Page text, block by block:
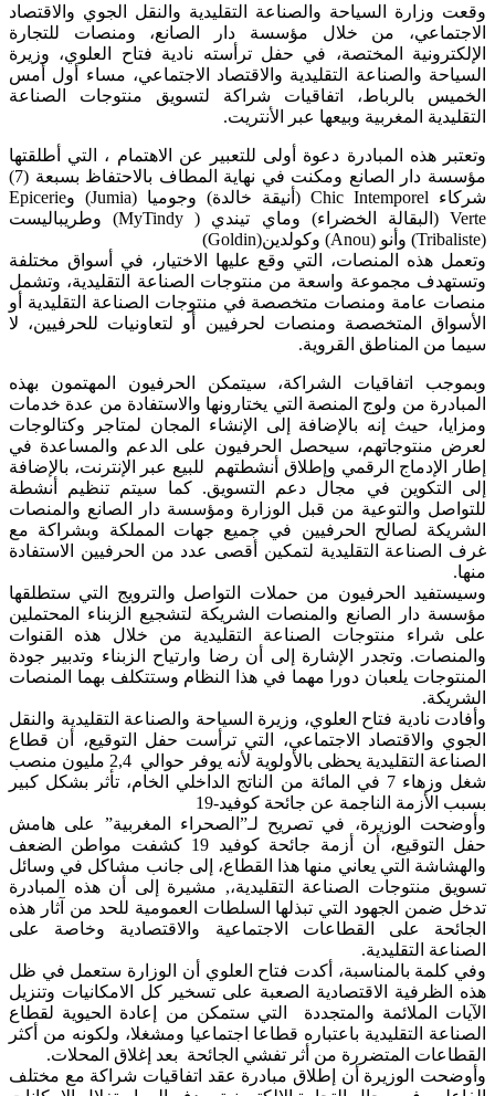
وقعت وزارة السياحة والصناعة التقليدية والنقل الجوي والاقتصاد
الاجتماعي، من خلال مؤسسة دار الصانع، ومنصات للتجارة
الإلكترونية المختصة، في حفل ترأسته نادية فتاح العلوي، وزيرة
السياحة والصناعة التقليدية والاقتصاد الاجتماعي، مساء أول أمس
الخميس بالرباط، اتفاقيات شراكة لتسويق منتوجات الصناعة
التقليدية المغربية وبيعها عبر الأنتريت.
وتعتبر هذه المبادرة دعوة أولى للتعبير عن الاهتمام ، التي أطلقتها
مؤسسة دار الصانع ومكنت في نهاية المطاف بالاحتفاظ بسبعة (7)
شركاء Chic Intemporel (أنيقة خالدة) وجوميا (Jumia) وEpicerie
Verte (البقالة الخضراء) وماي تيندي ( MyTindy) وطريباليست
(Tribaliste) وأنو (Anou) وكولدين(Goldin)
وتعمل هذه المنصات، التي وقع عليها الاختيار، في أسواق مختلفة
وتستهدف مجموعة واسعة من منتوجات الصناعة التقليدية، وتشمل
منصات عامة ومنصات متخصصة في منتوجات الصناعة التقليدية أو
الأسواق المتخصصة ومنصات لحرفيين أو لتعاونيات للحرفيين، لا
سيما من المناطق القروية.
وبموجب اتفاقيات الشراكة، سيتمكن الحرفيون المهتمون بهذه
المبادرة من ولوج المنصة التي يختارونها والاستفادة من عدة خدمات
ومزايا، حيث إنه بالإضافة إلى الإنشاء المجان لمتاجر وكتالوجات
لعرض منتوجاتهم، سيحصل الحرفيون على الدعم والمساعدة في
إطار الإدماج الرقمي وإطلاق أنشطتهم للبيع عبر الإنترنت، بالإضافة
إلى التكوين في مجال دعم التسويق. كما سيتم تنظيم أنشطة
للتواصل والتوعية من قبل الوزارة ومؤسسة دار الصانع والمنصات
الشريكة لصالح الحرفيين في جميع جهات المملكة وبشراكة مع
غرف الصناعة التقليدية لتمكين أقصى عدد من الحرفيين الاستفادة
منها.
وسيستفيد الحرفيون من حملات التواصل والترويج التي ستطلقها
مؤسسة دار الصانع والمنصات الشريكة لتشجيع الزبناء المحتملين
على شراء منتوجات الصناعة التقليدية من خلال هذه القنوات
والمنصات. وتجدر الإشارة إلى أن رضا وارتياح الزبناء وتدبير جودة
المنتوجات يلعبان دورا مهما في هذا النظام وستتكلف بهما المنصات
الشريكة.
وأفادت نادية فتاح العلوي، وزيرة السياحة والصناعة التقليدية والنقل
الجوي والاقتصاد الاجتماعي، التي ترأست حفل التوقيع، أن قطاع
الصناعة التقليدية يحظى بالأولوية لأنه يوفر حوالي 2,4 مليون منصب
شغل وزهاء 7 في المائة من الناتج الداخلي الخام، تأثر بشكل كبير
بسبب الأزمة الناجمة عن جائحة كوفيد-19
وأوضحت الوزيرة، في تصريح لـ”الصحراء المغربية” على هامش
حفل التوقيع، أن أزمة جائحة كوفيد 19 كشفت مواطن الضعف
والهشاشة التي يعاني منها هذا القطاع، إلى جانب مشاكل في وسائل
تسويق منتوجات الصناعة التقليدية،, مشيرة إلى أن هذه المبادرة
تدخل ضمن الجهود التي تبذلها السلطات العمومية للحد من آثار هذه
الجائحة على القطاعات الاجتماعية والاقتصادية وخاصة على
الصناعة التقليدية.
وفي كلمة بالمناسبة، أكدت فتاح العلوي أن الوزارة ستعمل في ظل
هذه الظرفية الاقتصادية الصعبة على تسخير كل الامكانيات وتنزيل
الآيات الملائمة والمتجددة التي ستمكن من إعادة الحيوية لقطاع
الصناعة التقليدية باعتباره قطاعا اجتماعيا ومشغلا، ولكونه من أكثر
القطاعات المتضررة من أثر تفشي الجائحة بعد إغلاق المحلات.
وأوضحت الوزيرة أن إطلاق مبادرة عقد اتفاقيات شراكة مع مختلف